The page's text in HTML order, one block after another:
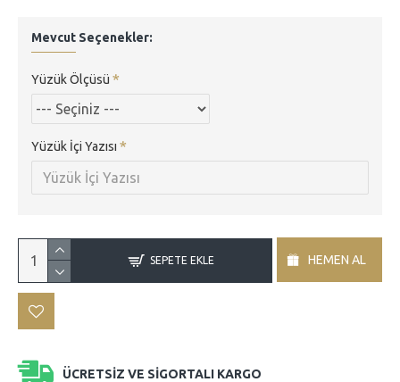
Mevcut Seçenekler:
Yüzük Ölçüsü
Yüzük İçi Yazısı
SEPETE EKLE HEMEN AL
ÜCRETSİZ VE SİGORTALI KARGO